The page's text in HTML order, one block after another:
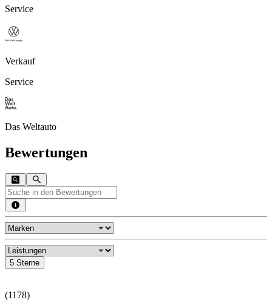
Service
Verkauf
Service
Das Weltauto
Bewertungen
5 Sterne
(1178)